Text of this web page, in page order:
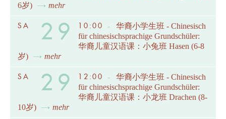
6岁)
mehr
SA 29 10:00 -
华裔小学生班 - Chinesisch
für chinesischsprachige Grundschüler:
华裔儿童汉语课：小兔班 Hasen (6-8
岁)
mehr
SA 29 12:00 -
华裔小学生班 - Chinesisch
für chinesischsprachige Grundschüler:
华裔儿童汉语课：小龙班 Drachen (8-
10岁)
mehr